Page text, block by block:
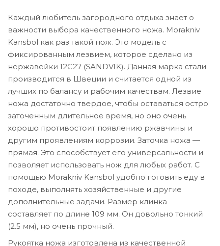
Каждый любитель загородного отдыха знает о
важности выбора качественного ножа. Morakniv
Kansbol как раз такой нож. Это модель с
фиксированным лезвием, которое сделано из
нержавейки 12С27 (SANDVIK). Данная марка стали
производится в Швеции и считается одной из
лучших по балансу и рабочим качествам. Лезвие
ножа достаточно твердое, чтобы оставаться остро
заточенным длительное время, но оно очень
хорошо противостоит появлению ржавчины и
другим проявлениям коррозии. Заточка ножа —
прямая. Это способствует его универсальности и
позволяет использовать нож для любых работ. С
помощью Morakniv Kansbol удобно готовить еду в
походе, выполнять хозяйственные и другие
дополнительные задачи. Размер клинка
составляет по длине 109 мм. Он довольно тонкий
(2.5 мм), но очень прочный.
Рукоятка ножа изготовлена из качественной